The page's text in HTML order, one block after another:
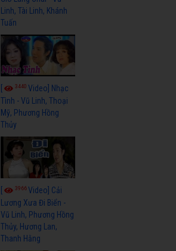
Linh, Tài Linh, Khánh
Tuấn
3440Video] Nhạc
Tình - Vũ Linh, Thoại
Mỹ, Phương Hồng
Thủy
3966Video] Cải
Lương Xưa Đi Biển -
Vũ Linh, Phương Hồng
Thủy, Hương Lan,
Thanh Hằng